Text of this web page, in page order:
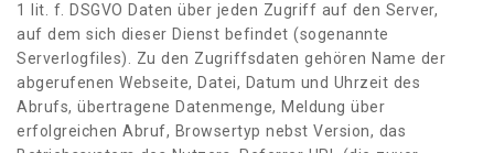
1 lit. f. DSGVO Daten über jeden Zugriff auf den Server,
auf dem sich dieser Dienst befindet (sogenannte
Serverlogfiles). Zu den Zugriffsdaten gehören Name der
abgerufenen Webseite, Datei, Datum und Uhrzeit des
Abrufs, übertragene Datenmenge, Meldung über
erfolgreichen Abruf, Browsertyp nebst Version, das